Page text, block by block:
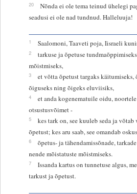
20
Nõnda ei ole tema teinud ühelegi
seadusi ei ole nad tundnud. Halleluuja!
1 Saalomoni, Taaveti poja, Iisraeli
2
tarkuse ja õpetuse
mõistmiseks,
3
et võtta õpetust targaks käitumiseks,
õiguseks ning õigeks eluviisiks,
4
et anda kogenematuile oidu,
otsustusvõimet -
5
kes tark on, see kuuleb seda ja võtab
õpetust; kes aru saab, see omandab
6
õpetus- ja tähendamissõnade,
nende mõistatuste mõistmiseks.
7
Issanda kartus on tunnetuse algus,
tarkust ja õpetust.